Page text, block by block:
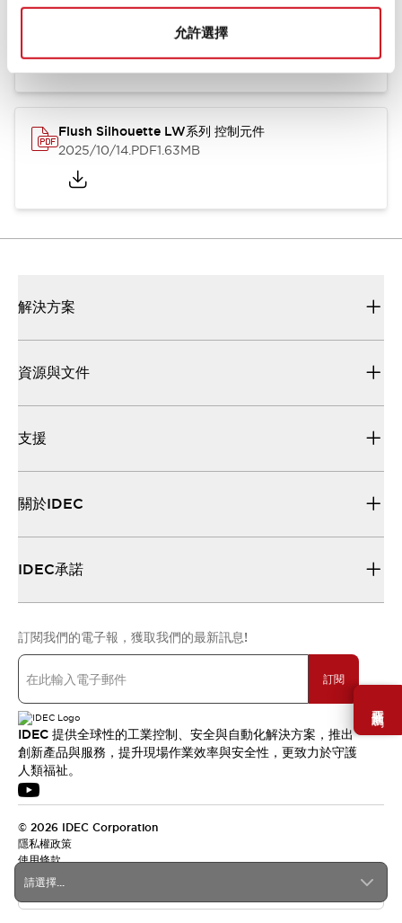
允許選擇
需要幫助嗎？
Flush Silhouette LW系列 控制元件 (英文版)
1.23MB
Flush Silhouette LW系列 控制元件
2025/10/14.PDF1.63MB
請選擇...
解決方案
資源與文件
支援
關於IDEC
IDEC承諾
訂閱我們的電子報，獲取我們的最新訊息!
訂閱
IDEC 提供全球性的工業控制、安全與自動化解決方案，推出
創新產品與服務，提升現場作業效率與安全性，更致力於守護
人類福祉。
© 2026 IDEC Corporation
隱私權政策
使用條款
台灣